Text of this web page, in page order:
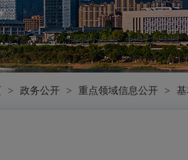
> 政务公开 > 重点领域信息公开 >